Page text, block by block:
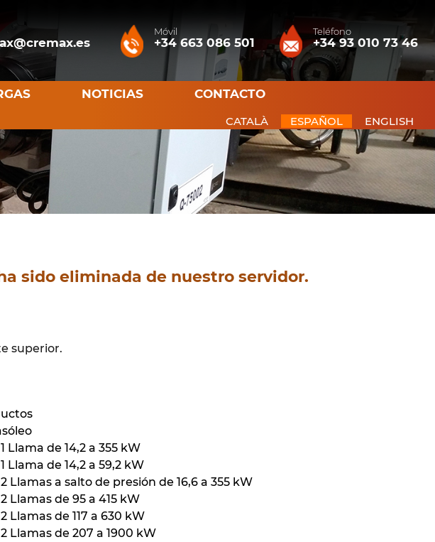
Móvil
+34 663 086 501
Teléfono
+34 93 010 73 46
NOTICIAS CONTACTO
CATALÀ ESPAÑOL ENGLISH
sido eliminada de nuestro servidor.
superior.
1 Llama de 14,2 a 355 kW
1 Llama de 14,2 a 59,2 kW
2 Llamas a salto de presión de 16,6 a 355 kW
2 Llamas de 95 a 415 kW
2 Llamas de 117 a 630 kW
2 Llamas de 207 a 1900 kW